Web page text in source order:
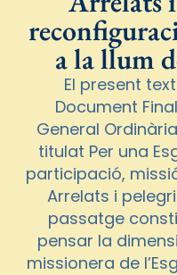
a la llum
El present
Document
General
titulat Per una
participació,
Arrelats i
passatge
pensar la
missionera de